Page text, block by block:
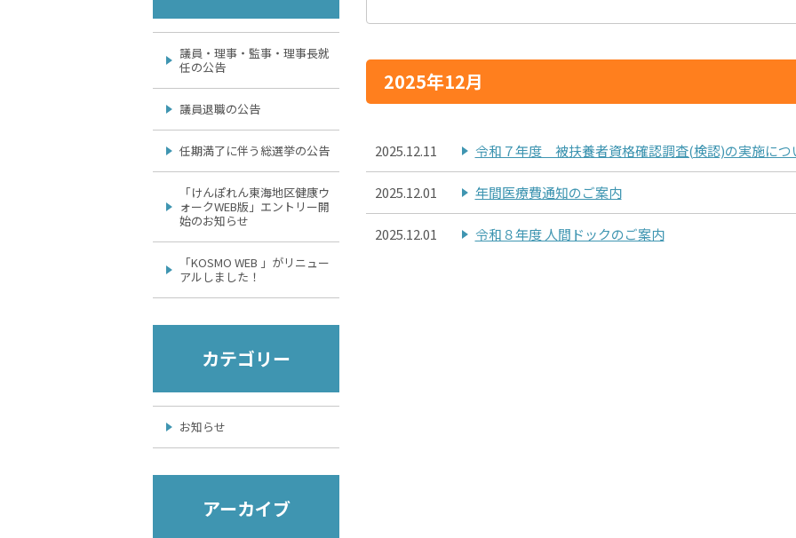
2025年12月
2025.12.11 令和７年度 被扶養者資格確認調査(検認)の実施につ
2025.12.01 年間医療費通知のご案内
2025.12.01 令和８年度 人間ドックのご案内
議員・理事・監事・理事長就
任の公告
議員退職の公告
任期満了に伴う総選挙の公告
「けんぽれん東海地区健康ウ
ォークWEB版」エントリー開
始のお知らせ
「KOSMO WEB 」がリニュー
アルしました！
カテゴリー
お知らせ
アーカイブ